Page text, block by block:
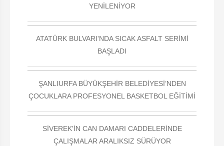
YENİLENİYOR
ATATÜRK BULVARI'NDA SICAK ASFALT SERİMİ
BAŞLADI
ŞANLIURFA BÜYÜKŞEHİR BELEDİYESİ’NDEN
ÇOCUKLARA PROFESYONEL BASKETBOL EĞİTİMİ
SİVEREK'İN CAN DAMARI CADDELERİNDE
ÇALIŞMALAR ARALIKSIZ SÜRÜYOR